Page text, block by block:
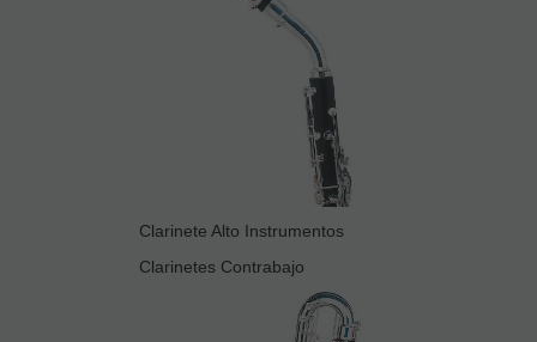
Clarinete Alto Instrumentos
Clarinetes Contrabajo